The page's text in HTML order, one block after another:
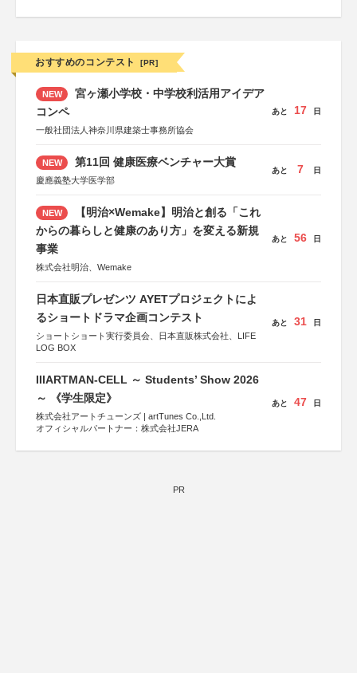
おすすめのコンテスト [PR]
NEW
宮ヶ瀬小学校・中学校利活用アイデア
コンペ
一般社団法人神奈川県建築士事務所協会
あと 17 日
NEW 第11回 健康医療ベンチャー大賞
慶應義塾大学医学部
あと 7 日
NEW
【明治×Wemake】明治と創る「これ
からの暮らしと健康のあり方」を変える新規
事業
株式会社明治、Wemake
あと 56 日
日本直販プレゼンツ AYETプロジェクトによ
るショートドラマ企画コンテスト
ショートショート実行委員会、日本直販株式会社、LIFE
LOG BOX
あと 31 日
IIIARTMAN-CELL ～ Students’ Show 2026
～ 《学生限定》
株式会社アートチューンズ | artTunes Co.,Ltd.
オフィシャルパートナー：株式会社JERA
あと 47 日
PR